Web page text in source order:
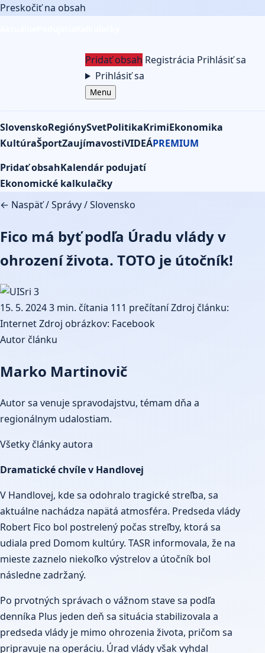
Preskočiť na obsah
Pridať obsah Registrácia Prihlásiť sa
Prihlásiť sa
Menu
SlovenskoRegiónySvetPolitikaKrimiEkonomika
KultúraŠportZaujímavostiVIDEÁPREMIUM
Pridať obsahKalendár podujatí
Ekonomické kalkulačky
← Naspäť/Správy/Slovensko
Fico má byť podľa Úradu vlády v
ohrození života. TOTO je útočník!
15. 5. 20243 min. čítania 111 prečítaníZdroj článku:
InternetZdroj obrázkov: Facebook
Autor článku
Marko Martinovič
Autor sa venuje spravodajstvu, témam dňa a
regionálnym udalostiam.
Všetky články autora
Dramatické chvíle v Handlovej
V Handlovej, kde sa odohralo tragické streľba, sa
aktuálne nachádza napätá atmosféra. Predseda vlády
Robert Fico bol postrelený počas streľby, ktorá sa
udiala pred Domom kultúry. TASR informovala, že na
mieste zaznelo niekoľko výstrelov a útočník bol
následne zadržaný.
Po prvotných správach o vážnom stave sa podľa
denníka Plus jeden deň sa situácia stabilizovala a
predseda vlády je mimo ohrozenia života, pričom sa
pripravuje na operáciu. Úrad vlády však vyhdal